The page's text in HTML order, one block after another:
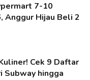
7-10
Anggur Hijau Beli 2
Cek 9 Daftar
Subway hingga